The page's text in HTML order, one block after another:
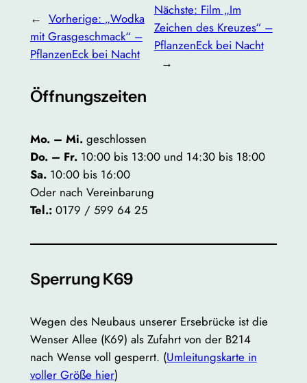
← Vorherige: „Wodka
mit Grasgeschmack“ –
PflanzenEck bei Nacht
Nächste: Film „Im
Zeichen des Kreuzes“ –
PflanzenEck bei Nacht
→
Öffnungszeiten
Mo. – Mi.geschlossen
Do. – Fr. 10:00 bis 13:00 und 14:30 bis 18:00
Sa.10:00 bis 16:00
Oder nach Vereinbarung
Tel.:0179 / 599 64 25
Sperrung K69
Wegen des Neubaus unserer Ersebrücke ist die
Wenser Allee (K69) als Zufahrt von der B214
nach Wense voll gesperrt. (Umleitungskarte in
voller Größe hier)